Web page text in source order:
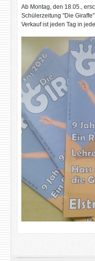
Ab Montag, den 18.05.,
Schülerzeitung "Die Giraffe".
Verkauf ist jeden Tag in